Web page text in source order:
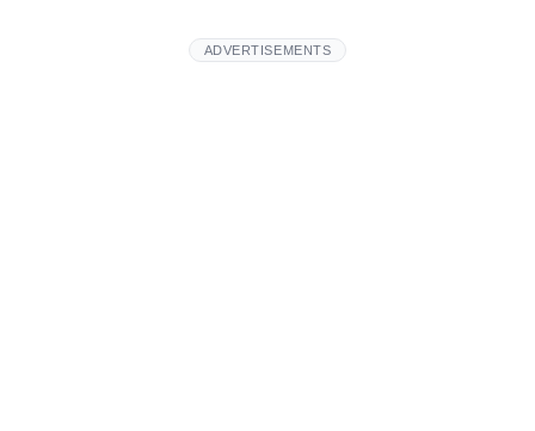
ADVERTISEMENTS